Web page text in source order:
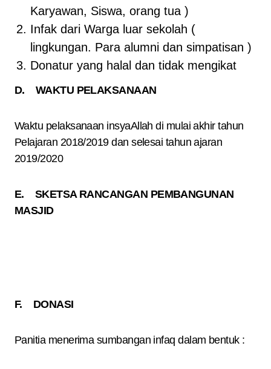
Karyawan, Siswa, orang tua )
Infak dari Warga luar sekolah (
lingkungan. Para alumni dan simpatisan )
Donatur yang halal dan tidak mengikat
D. WAKTU PELAKSANAAN
Waktu pelaksanaan insyaAllah di mulai akhir tahun
Pelajaran 2018/2019 dan selesai tahun ajaran
2019/2020
E. SKETSA RANCANGAN PEMBANGUNAN
MASJID
F. DONASI
Panitia menerima sumbangan infaq dalam bentuk :